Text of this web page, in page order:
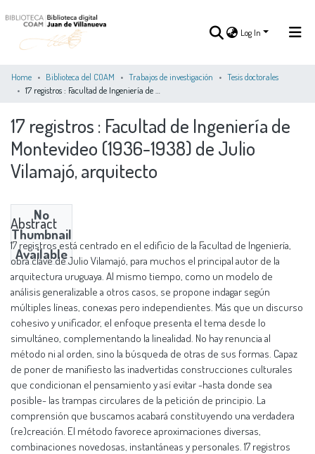
Log In
COMMUNITIES
ALL OF DSPACE
STATISTICS
Home Biblioteca del COAM Trabajos de investigación
Tesis doctorales
17 registros : Facultad de Ingeniería de
Montevideo (1936-1938) de Julio
Vilamajó, arquitecto
No
Thumbnail
Available
Abstract
17 registros está centrado en el edificio de la Facultad de Ingeniería,
obra clave de Julio Vilamajó, para muchos el principal autor de la
arquitectura uruguaya. Al mismo tiempo, como un modelo de
análisis generalizable a otros casos, se propone indagar según
múltiples líneas, conexas pero independientes. Más que un discurso
cohesivo y unificador, el enfoque presenta el tema desde lo
simultáneo, complementando la linealidad. No hay renuncia al
método ni al orden, sino la búsqueda de otras de sus formas. Capaz
de poner de manifiesto las inadvertidas construcciones culturales
que condicionan el pensamiento y así evitar -hasta donde sea
posible- las trampas circulares de la petición de principio. La
comprensión que buscamos acabará constituyendo una verdadera
(re)creación. El método favorece aproximaciones diversas,
combinaciones novedosas, instantáneas y personales. 17 registros